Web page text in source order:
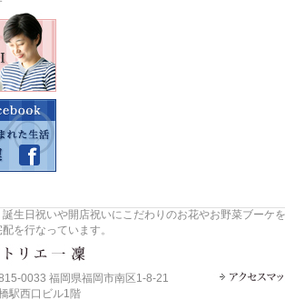
0033 福岡県福岡市南区1-8-21
駅西口ビル1階
生日祝いや開店祝いにこだわりのお花やお野菜ブーケ
を行なっています。